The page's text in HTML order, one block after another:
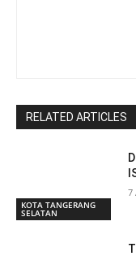
RELATED ARTICLES
KOTA TANGERANG
SELATAN
7